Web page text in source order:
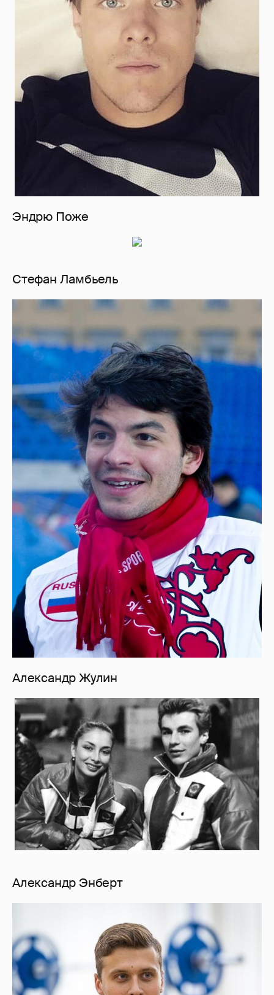
Эндрю Поже
Стефан Ламбьель
Александр Жулин
Александр Энберт